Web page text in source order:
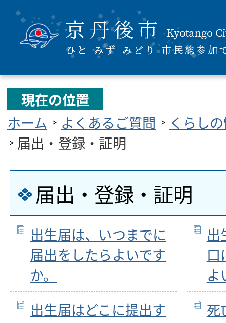
現在の位置
ホーム
よくあるご質問
くらし
届出・登録・証明
届出・登録・証明
出生届は、いつまでに
届出をしたらよいです
か。
出
口
よ
出生届はどこに提出す
死